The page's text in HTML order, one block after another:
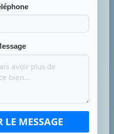
LE MESSAGE